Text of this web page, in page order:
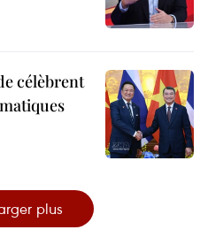
célèbrent
plus